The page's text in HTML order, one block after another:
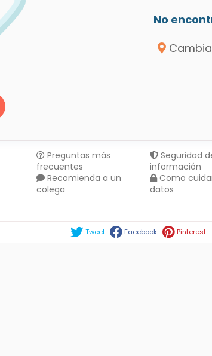
No
Cambia
Preguntas más
frecuentes
Recomienda a un
colega
Seguridad
información
Como
datos
Tweet Facebook Pinterest